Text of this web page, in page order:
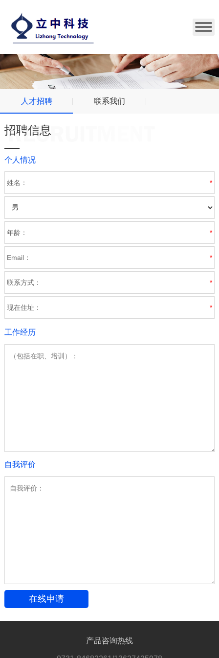
人才招聘 联系我们
招聘信息
个人情况
姓名： *
年龄： *
Email： *
联系方式： *
现在住址： *
工作经历
自我评价
产品咨询热线